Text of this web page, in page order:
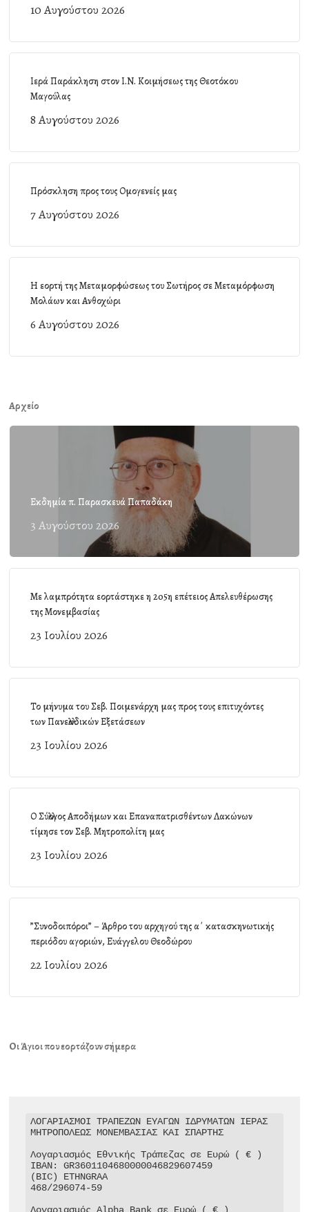
10 Αυγούστου 2026
Ιερά Παράκληση στον Ι.Ν. Κοιμήσεως της Θεοτόκου
Μαγούλας
8 Αυγούστου 2026
Πρόσκληση προς τους Ομογενείς μας
7 Αυγούστου 2026
Η εορτή της Μεταμορφώσεως του Σωτήρος σε Μεταμόρφωση
Μολάων και Ανθοχώρι
6 Αυγούστου 2026
Αρχείο
Εκδημία π. Παρασκευά Παπαδάκη
3 Αυγούστου 2026
Με λαμπρότητα εορτάστηκε η 205η επέτειος Απελευθέρωσης
της Μονεμβασίας
23 Ιουλίου 2026
Το μήνυμα του Σεβ. Ποιμενάρχη μας προς τους επιτυχόντες
των Πανελλαδικών Εξετάσεων
23 Ιουλίου 2026
Ο Σύλλογος Αποδήμων και Επαναπατρισθέντων Λακώνων
τίμησε τον Σεβ. Μητροπολίτη μας
23 Ιουλίου 2026
”Συνοδοιπόροι” – Άρθρο του αρχηγού της α΄ κατασκηνωτικής
περιόδου αγοριών, Ευάγγελου Θεοδώρου
22 Ιουλίου 2026
Οι Άγιοι που εορτάζουν σήμερα
ΛΟΓΑΡΙΑΣΜΟΙ ΤΡΑΠΕΖΩΝ ΕΥΑΓΩΝ ΙΔΡΥΜΑΤΩΝ ΙΕΡΑΣ
ΜΗΤΡΟΠΟΛΕΩΣ ΜΟΝΕΜΒΑΣΙΑΣ ΚΑΙ ΣΠΑΡΤΗΣ
Λογαριασμός Εθνικής Τράπεζας σε Ευρώ ( € )
IBAN: GR3601104680000046829607459
(BIC) ETHNGRAA
468/296074-59
Λογαριασμός Alpha Bank σε Ευρώ ( € )